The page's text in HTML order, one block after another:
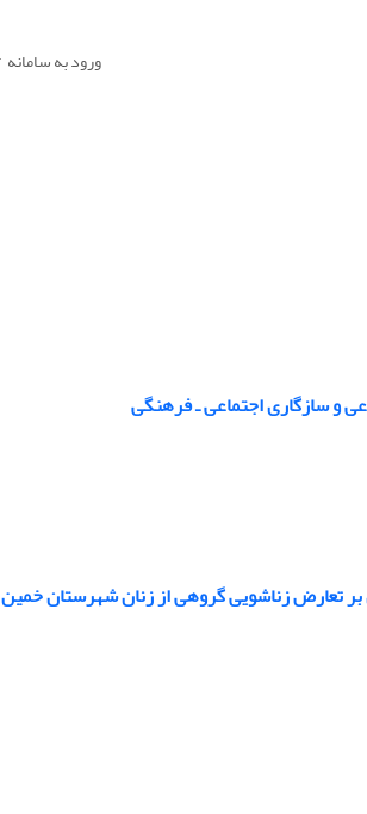
ورود به سامانه
و سازگاری اجتماعی ـ فرهنگی
بر تعارض زناشویی گروهی از زنان شهرستان خمین